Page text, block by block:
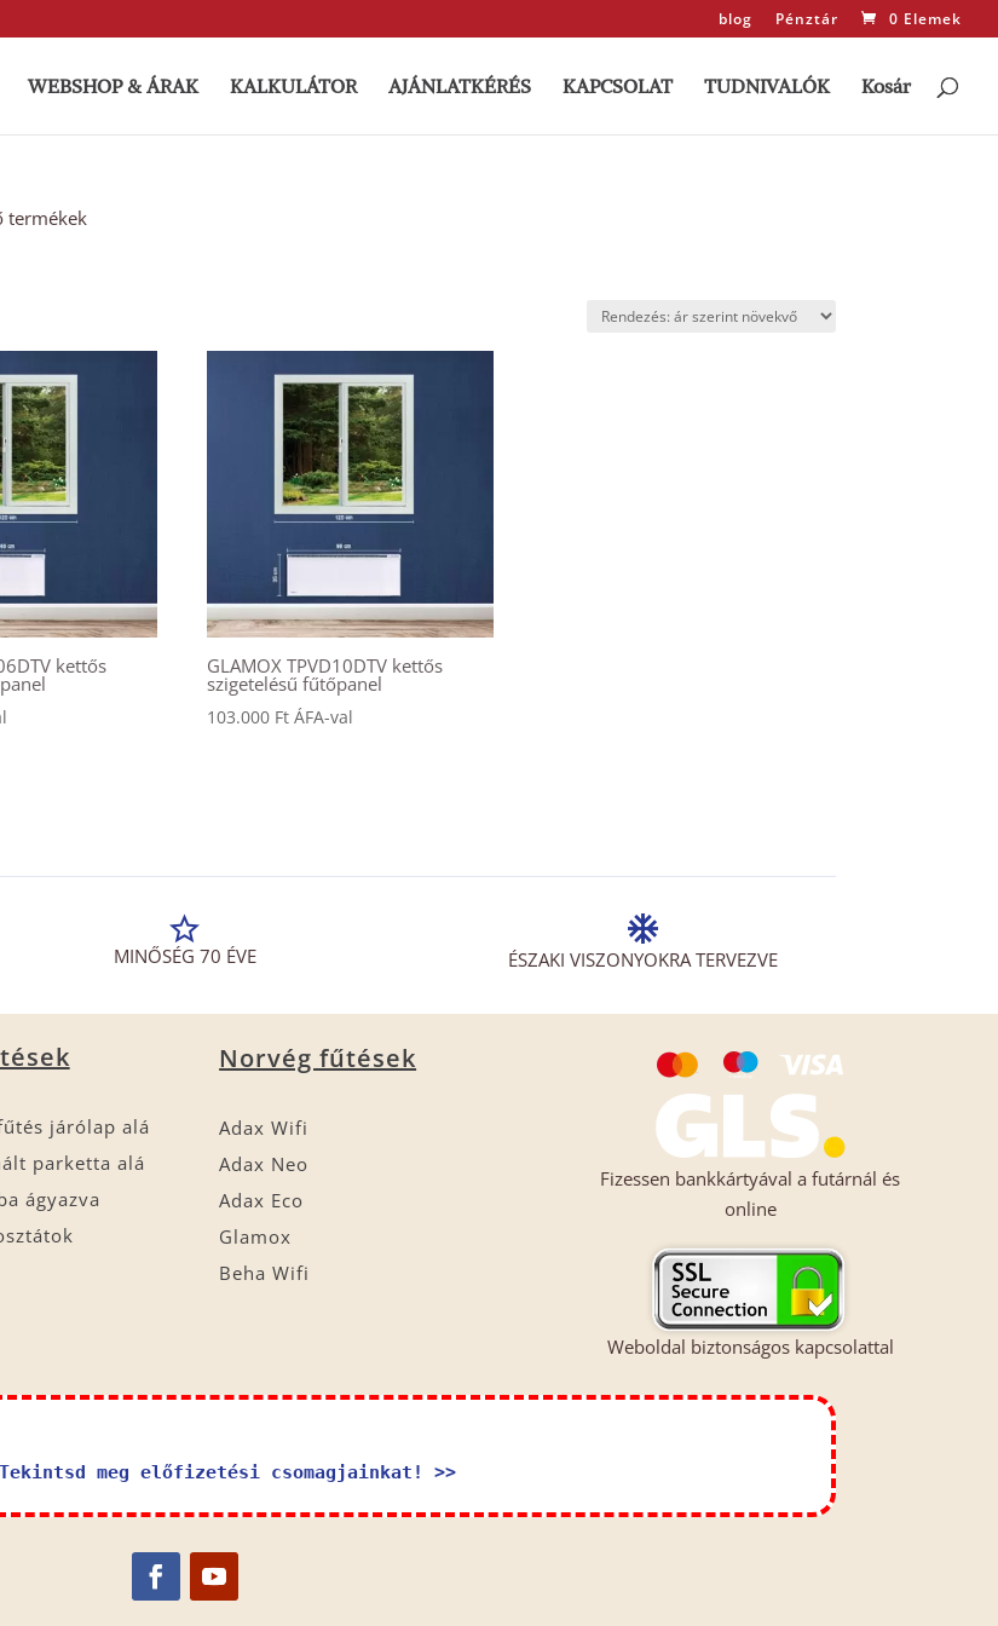
blog Pénztár 0 Elemek
WEBSHOP & ÁRAK KALKULÁTOR AJÁNLATKÉRÉS KAPCSOLAT TUDNIVALÓK Kosár
termékek
kettős GLAMOX TPVD10DTV kettős
szigetelésű fűtőpanel
103.000 Ft ÁFA-val
MINŐSÉG 70 ÉVE ÉSZAKI VISZONYOKRA TERVEZVE
járólap alá
parketta alá
ágyazva
Norvég fűtések
Adax Wifi
Adax Neo
Adax Eco
Glamox
Beha Wifi
Fizessen bankkártyával a futárnál és
online
Weboldal biztonságos kapcsolattal
Tekintsd meg előfizetési csomagjainkat! >>